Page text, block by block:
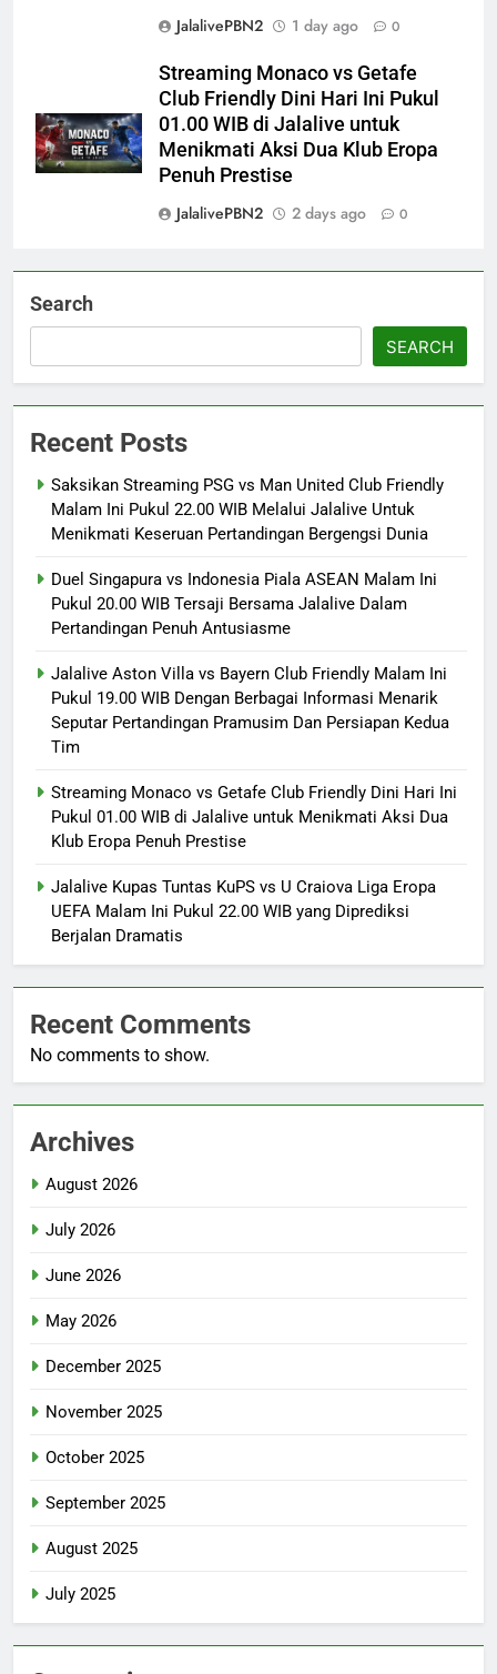
JalalivePBN2
1 day ago 0
Streaming Monaco vs Getafe
Club Friendly Dini Hari Ini Pukul
01.00 WIB di Jalalive untuk
Menikmati Aksi Dua Klub Eropa
Penuh Prestise
JalalivePBN2
2 days ago 0
Search
SEARCH
Recent Posts
Saksikan Streaming PSG vs Man United Club Friendly
Malam Ini Pukul 22.00 WIB Melalui Jalalive Untuk
Menikmati Keseruan Pertandingan Bergengsi Dunia
Duel Singapura vs Indonesia Piala ASEAN Malam Ini
Pukul 20.00 WIB Tersaji Bersama Jalalive Dalam
Pertandingan Penuh Antusiasme
Jalalive Aston Villa vs Bayern Club Friendly Malam Ini
Pukul 19.00 WIB Dengan Berbagai Informasi Menarik
Seputar Pertandingan Pramusim Dan Persiapan Kedua
Tim
Streaming Monaco vs Getafe Club Friendly Dini Hari Ini
Pukul 01.00 WIB di Jalalive untuk Menikmati Aksi Dua
Klub Eropa Penuh Prestise
Jalalive Kupas Tuntas KuPS vs U Craiova Liga Eropa
UEFA Malam Ini Pukul 22.00 WIB yang Diprediksi
Berjalan Dramatis
Recent Comments
No comments to show.
Archives
August 2026
July 2026
June 2026
May 2026
December 2025
November 2025
October 2025
September 2025
August 2025
July 2025